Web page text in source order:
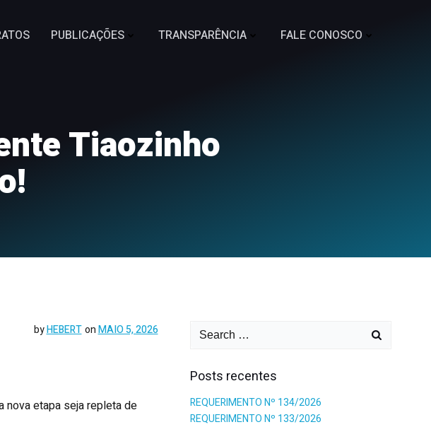
PUBLICAÇÕES TRANSPARÊNCIA FALE CONOSCO
Tiaozinho
byHEBERT onMAIO 5, 2026
nova etapa seja repleta de
Posts recentes
REQUERIMENTO Nº 134/2026
REQUERIMENTO Nº 133/2026